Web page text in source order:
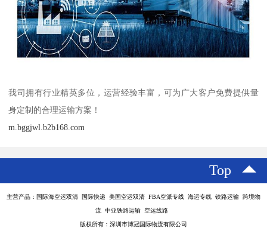
我司拥有行业精英多位，运营经验丰富，可为广大客户免费提供量
身定制的合理运输方案！
m.bggjwl.b2b168.com
Top
主营产品：国际海空运双清 国际快递 美国空运双清 FBA空派专线 海运专线 铁路运输 跨境物
流 中亚铁路运输 空运线路
版权所有：深圳市博冠国际物流有限公司